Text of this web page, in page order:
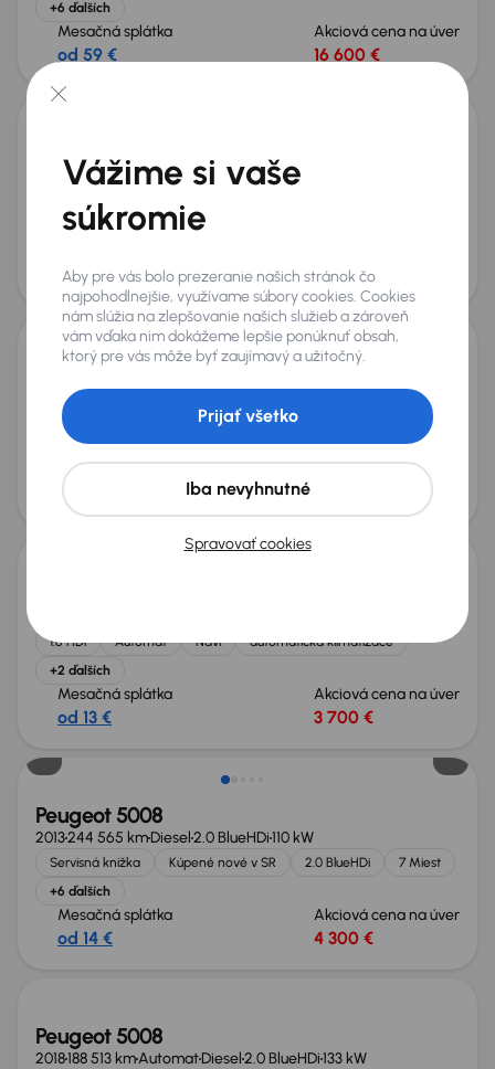
+6 ďalších
Mesačná splátka
od 59 €
Akciová cena na úver
16 600 €
Zlacnené o 600 €
Peugeot 5008
108 407 kmAutomat Diesel1.6 BlueHDi
Servisná knižka
Automat
+7 ďalších
od 32 € 8 500 €
Peugeot 5008
207 226 km
Po prvom majiteľovi Kúpené nové v SR
Mesačná splátka
od 17 €
Akciová cena na úver
1.6 HDi Automat Navi
automatická klimatizace
+2 ďalších
Mesačná splátka
od 13 €
Akciová cena na úver
3 700 €
Peugeot 5008
2013244 565 kmDiesel2.0 BlueHDi110 kW
Servisná knižka Kúpené nové v SR 2.0 BlueHDi
7 Miest
+6 ďalších
Mesačná splátka
od 14 €
Akciová cena na úver
4 300 €
Nové v ponuke
Peugeot 5008
2018188 513 kmAutomatDiesel2.0 BlueHDi133 kW
Vážime si vaše
súkromie
Aby pre vás bolo prezeranie našich stránok čo
najpohodlnejšie, využívame súbory cookies. Cookies
nám slúžia na zlepšovanie našich služieb a zároveň
vám vďaka nim dokážeme lepšie ponúknuť obsah,
ktorý pre vás môže byť zaujímavý a užitočný.
Spravovať cookies
Iba nevyhnutné
Prijať všetko